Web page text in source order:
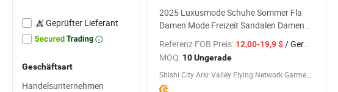
2025 Luxusmode Schuhe Sommer Fla
Damen Mode Freizeit Sandalen Damen
weibliche Zehen Leder Rutschen
Sandalen Hausschuhe - Putian Schuhe
und Basketballschuhe Preis
Referenz FOB Preis: 12,00-19,9 $/ Gerade
MOQ: 10 Ungerade
Geprüfter Lieferant
Geschäftsart
Handelsunternehmen